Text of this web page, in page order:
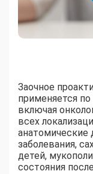
Заочное
применяется
включая
всех
анатомические
заболевания,
детей,
состояния